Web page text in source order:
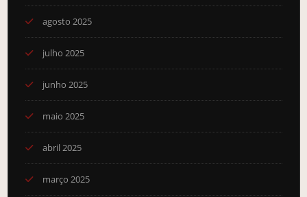
agosto 2025
julho 2025
junho 2025
maio 2025
abril 2025
março 2025